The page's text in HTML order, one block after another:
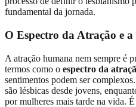
fundamental da jornada.
O Espectro da Atração e
A atração humana nem sempre é
termos como o espectro da
sentimentos podem ser
são lésbicas desde jovens,
por mulheres mais tarde na vida.